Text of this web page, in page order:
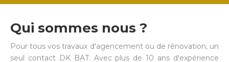
Qui sommes nous ?
Pour tous vos travaux d'agencement ou de rénovation, un
seul contact DK BAT. Avec plus de 10 ans d'expérience